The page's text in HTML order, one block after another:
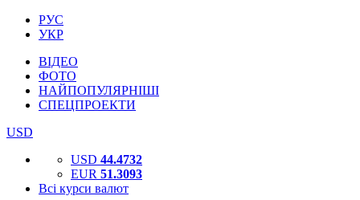
РУС
УКР
ВІДЕО
ФОТО
НАЙПОПУЛЯРНІШІ
СПЕЦПРОЕКТИ
USD
USD 44.4732
EUR 51.3093
Всі курси валют